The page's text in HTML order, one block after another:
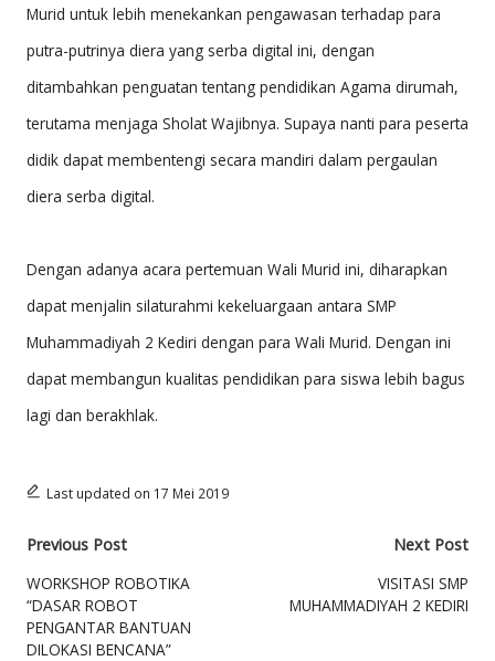
Murid untuk lebih menekankan pengawasan terhadap para
putra-putrinya diera yang serba digital ini, dengan
ditambahkan penguatan tentang pendidikan Agama dirumah,
terutama menjaga Sholat Wajibnya. Supaya nanti para peserta
didik dapat membentengi secara mandiri dalam pergaulan
diera serba digital.
Dengan adanya acara pertemuan Wali Murid ini, diharapkan
dapat menjalin silaturahmi kekeluargaan antara SMP
Muhammadiyah 2 Kediri dengan para Wali Murid. Dengan ini
dapat membangun kualitas pendidikan para siswa lebih bagus
lagi dan berakhlak.
Last updated on 17 Mei 2019
Post
navigation
Previous Post
WORKSHOP ROBOTIKA
“DASAR ROBOT
PENGANTAR BANTUAN
DILOKASI BENCANA”
Next Post
VISITASI SMP
MUHAMMADIYAH 2 KEDIRI